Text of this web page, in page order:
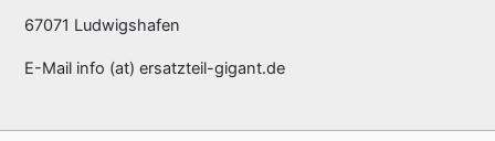
67071 Ludwigshafen
E-Mail info (at) ersatzteil-gigant.de